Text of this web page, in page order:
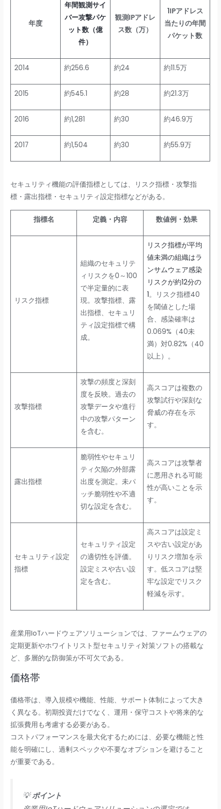
年度
年間観測サイ
バー攻撃パケ
ット数（億
件）
観測IPアドレ
ス数（万）
1IPアドレス
当たりの年間
パケット数
2014 約256.6 約24 約11.5万
2015 約545.1 約28 約21.3万
2016 約1,281 約30 約46.9万
2017 約1,504 約30 約55.9万
セキュリティ機能の評価指標としては、リスク指標・攻撃指
標・露出指標・セキュリティ設定指標などがある。
指標名 定義・内容 数値例・効果
リスク指標
組織のセキュリテ
ィリスクを0～100
で半定量的に表
現。攻撃指標、露
出指標、セキュリ
ティ設定指標で構
成。
リスク指標が平均
値未満の組織はラ
ンサムウェア感染
リスクが約12分の
1。リスク指標40
を閾値とした場
合、感染確率は
0.069%（40未
満）対0.82%（40
以上）。
攻撃指標
攻撃の頻度と深刻
度を反映。過去の
攻撃データや進行
中の攻撃パターン
を含む。
高スコアは複数の
攻撃試行や深刻な
脅威の存在を示
す。
露出指標
脆弱性やセキュリ
ティ欠陥の外部露
出度を測定。未パ
ッチ脆弱性や不適
切な設定を含む。
高スコアは攻撃者
に悪用される可能
性が高いことを示
す。
セキュリティ設定
指標
セキュリティ設定
の適切性を評価。
設定ミスや古い設
定を含む。
高スコアは設定ミ
スや古い設定があ
りリスク増加を示
す。低スコアは堅
牢な設定でリスク
軽減を示す。
産業用IoTハードウェアソリューションでは、ファームウェアの
定期更新やホワイトリスト型セキュリティ対策ソフトの搭載な
ど、多層的な防御策が不可欠である。
価格帯
価格帯は、導入規模や機能、性能、サポート体制によって大き
く異なる。初期投資だけでなく、運用・保守コストや将来的な
拡張費用も考慮する必要がある。
コストパフォーマンスを最大化するためには、必要な機能と性
能を明確にし、過剰スペックや不要なオプションを避けること
が重要である。
💡ポイント